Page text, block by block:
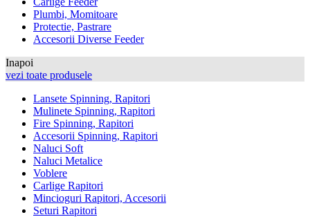
Plumbi, Momitoare
Protectie, Pastrare
Accesorii Diverse Feeder
Inapoi
vezi toate produsele
Lansete Spinning, Rapitori
Mulinete Spinning, Rapitori
Fire Spinning, Rapitori
Accesorii Spinning, Rapitori
Naluci Soft
Naluci Metalice
Voblere
Carlige Rapitori
Mincioguri Rapitori, Accesorii
Seturi Rapitori